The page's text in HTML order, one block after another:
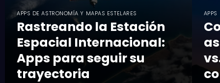
APPS DE ASTRONOMÍA Y MAPAS ESTELARES
Rastreando la Estación
Espacial Internacional:
Apps para seguir su
trayectoria
APPS